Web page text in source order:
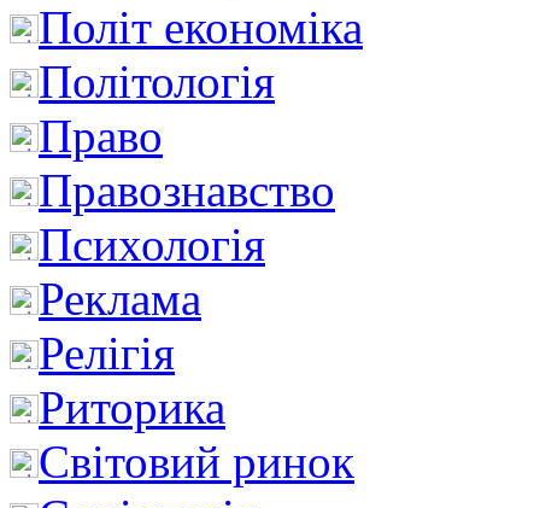
Політ економіка
Політологія
Право
Правознавство
Психологія
Реклама
Релігія
Риторика
Світовий ринок